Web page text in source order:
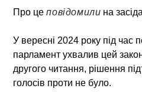
Про цеповідомили на
У вересні 2024 року під час
парламент ухвалив цей
другого читання, рішення
голосів проти не було.